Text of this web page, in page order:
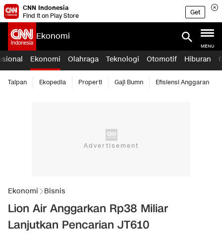
CNN Indonesia
Find it on Play Store
Get
Ekonomi
MENU
Ekonomi Olahraga Teknologi Otomotif Hiburan
Taipan Ekopedia Properti Gaji Bumn Efisiensi Anggaran
Ekonomi Bisnis
Lion Air Anggarkan Rp38 Miliar
Lanjutkan Pencarian JT610